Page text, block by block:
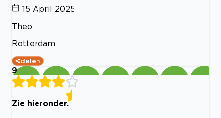
15 April 2025
Theo
Rotterdam
delen
9
Zie hieronder.